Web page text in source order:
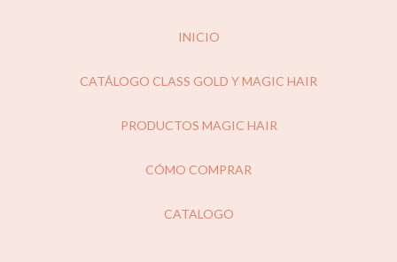
INICIO
CATÁLOGO CLASS GOLD Y MAGIC HAIR
PRODUCTOS MAGIC HAIR
CÓMO COMPRAR
CATALOGO